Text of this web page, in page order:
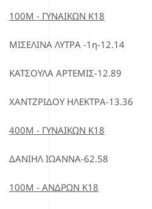
100Μ - ΓΥΝΑΙΚΩΝ Κ18
ΜΙΣΕΛΙΝΑ ΛΥΤΡΑ -1η-12.14
ΚΑΤΣΟΥΛΑ ΑΡΤΕΜΙΣ-12.89
ΧΑΝΤΖΡΙΔΟΥ ΗΛΕΚΤΡΑ-13.36
400Μ - ΓΥΝΑΙΚΩΝ Κ18
ΔΑΝΙΗΛ ΙΩΑΝΝΑ-62.58
100Μ - ΑΝΔΡΩΝ Κ18